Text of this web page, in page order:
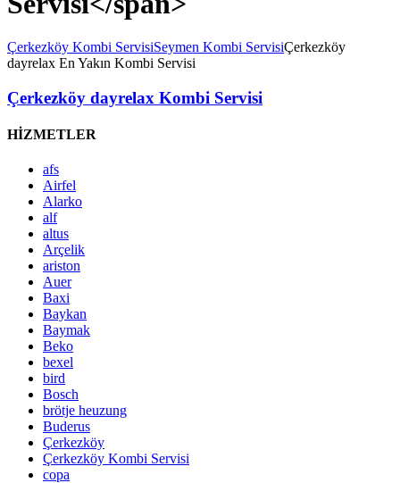
Çerkezköy Kombi ServisiSeymen Kombi ServisiÇerkezköy
dayrelax En Yakın Kombi Servisi
Çerkezköy dayrelax Kombi Servisi
HİZMETLER
afs
Airfel
Alarko
alf
altus
Arçelik
ariston
Auer
Baxi
Baykan
Baymak
Beko
bexel
bird
Bosch
brötje heuzung
Buderus
Çerkezköy
Çerkezköy Kombi Servisi
copa